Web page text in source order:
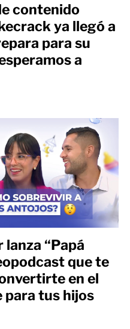
contenido
ya llegó a
para su
a
“Papá
que te
en el
para tus hijos